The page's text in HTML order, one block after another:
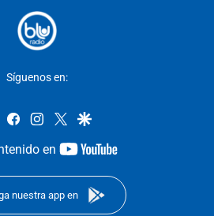
Síguenos en:
whatsappfacebookinstagram
twittergoogle
en
youtube-
nuestra app en